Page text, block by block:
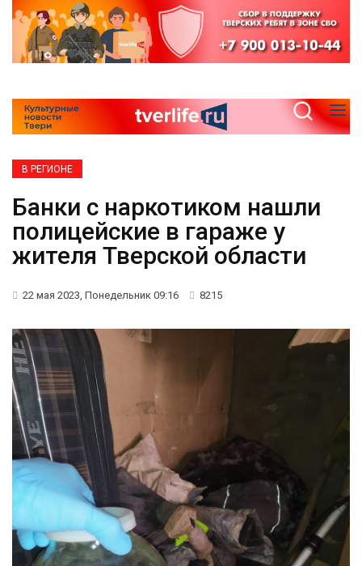
В РЕГИОНЕ
Банки с наркотиком нашли
полицейские в гараже у
жителя Тверской области
22 мая 2023, Понедельник 09:16 8215